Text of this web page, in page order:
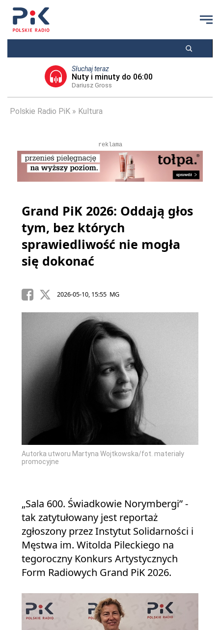
Słuchaj teraz
Nuty i minuty do 06:00
Dariusz Gross
Polskie Radio PiK Kultura
reklama
Grand PiK 2026: Oddają głos
tym, bez których
sprawiedliwość nie mogła
się dokonać
2026-05-10, 15:55 MG
Autorka utworu Martyna Wojtkowska/fot. materiały
promocyjne
„Sala 600. Świadkowie Norymbergi” -
tak zatytułowany jest reportaż
zgłoszony przez Instytut Solidarności i
Męstwa im. Witolda Pileckiego na
tegoroczny Konkurs Artystycznych
Form Radiowych Grand PiK 2026.